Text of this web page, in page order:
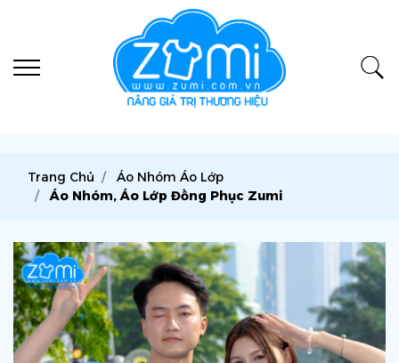
Trang Chủ
Áo Nhóm Áo Lớp
Áo Nhóm, Áo Lớp Đồng Phục Zumi